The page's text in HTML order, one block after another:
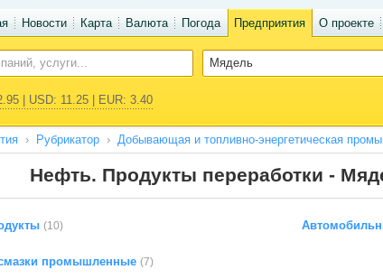
Новости Карта Валюта Погода Предприятия О проекте
| USD: 11.25 | EUR: 3.40
Рубрикатор Добывающая и топливно-энергетическая
Нефть. Продукты переработки -
(10)
промышленные (7)